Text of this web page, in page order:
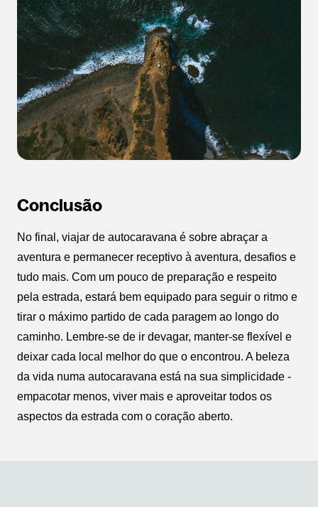
Conclusão
No final, viajar de autocaravana é sobre abraçar a
aventura e permanecer receptivo à aventura, desafios e
tudo mais. Com um pouco de preparação e respeito
pela estrada, estará bem equipado para seguir o ritmo e
tirar o máximo partido de cada paragem ao longo do
caminho. Lembre-se de ir devagar, manter-se flexível e
deixar cada local melhor do que o encontrou. A beleza
da vida numa autocaravana está na sua simplicidade -
empacotar menos, viver mais e aproveitar todos os
aspectos da estrada com o coração aberto.